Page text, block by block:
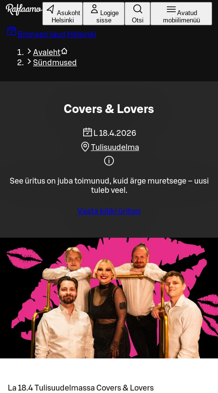
Liigu peamise sisu juurde
Asukoht
Helsinki
Logige
sisse
Otsi
Avatud
mobiilimenüü
Broneeri laud Helsinki
Avaleht
Sündmused
Covers & Lovers
L 18.4.2026
Tulisuudelma
See üritus on juba toimunud, kuid ärge muretsege – uusi
tuleb veel.
Vaata kõiki üritusi
La 18.4 Tulisuudelmassa Covers & Lovers